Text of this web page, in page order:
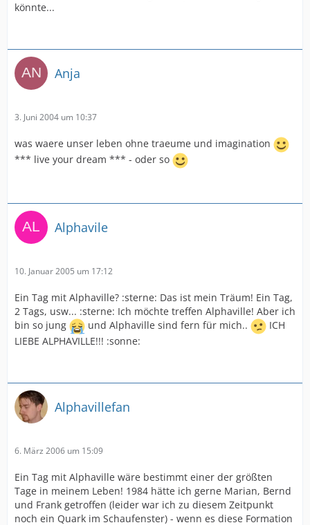
könnte...
Anja
3. Juni 2004 um 10:37
was waere unser leben ohne traeume und imagination
*** live your dream *** - oder so
Alphavile
10. Januar 2005 um 17:12
Ein Tag mit Alphaville? :sterne: Das ist mein Träum! Ein Tag,
2 Tags, usw... :sterne: Ich möchte treffen Alphaville! Aber ich
bin so jung
und Alphaville sind fern für mich..
ICH
LIEBE ALPHAVILLE!!! :sonne:
Alphavillefan
6. März 2006 um 15:09
Ein Tag mit Alphaville wäre bestimmt einer der größten
Tage in meinem Leben! 1984 hätte ich gerne Marian, Bernd
und Frank getroffen (leider war ich zu diesem Zeitpunkt
noch ein Quark im Schaufenster) - wenn es diese Formation